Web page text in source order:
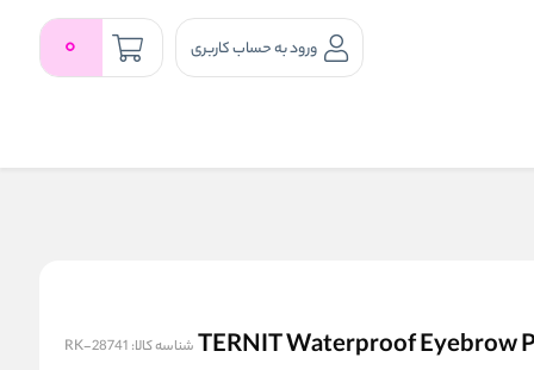
ورود به حساب کاربری 0
شناسه کالا: RK-28741